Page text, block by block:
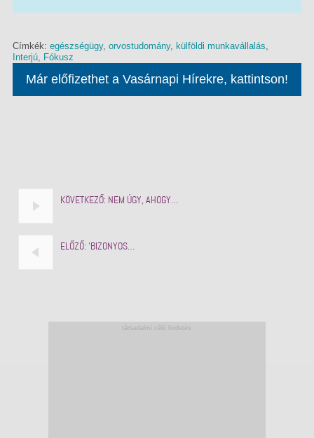
Címkék: egészségügy, orvostudomány, külföldi munkavállalás
Interjú, Fókusz
Már előfizethet a Vasárnapi Hírekre, kattintson!
KÖVETKEZŐ: NEM ÚGY, AHOGY…
ELŐZŐ: 'BIZONYOS…
társadalmi célú hirdetés